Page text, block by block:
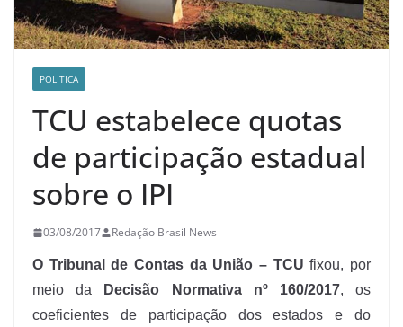
POLITICA
TCU estabelece quotas
de participação estadual
sobre o IPI
03/08/2017 Redação Brasil News
O Tribunal de Contas da União – TCU fixou, por
meio da
Decisão Normativa nº 160/2017, os
coeficientes de participação dos estados e do